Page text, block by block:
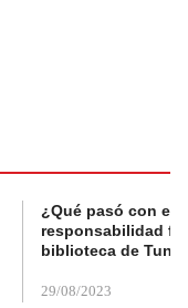
¿Qué pasó con el
responsabilidad
biblioteca de
29/08/2023